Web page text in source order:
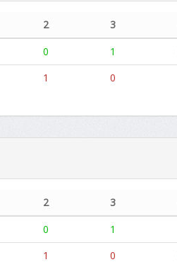
2 3
0 1
1 0
2 3
0 1
1 0